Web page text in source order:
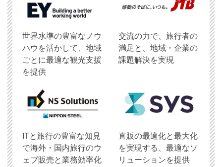
世界水準の豊富なノウ
ハウを活かして、地域
ごとに最適な観光支援
を提供
交流の力で、旅行者の
満足と、地域・企業の
課題解決を実現
ITと旅行の豊富な知見
で海外・国内旅行のウ
ェブ販売と業務効率化
直販の最適化と最大化
を実現する、最適なソ
リューションを提供